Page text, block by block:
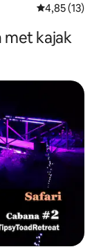
Gemiddelde
4,85 (13)
kajak